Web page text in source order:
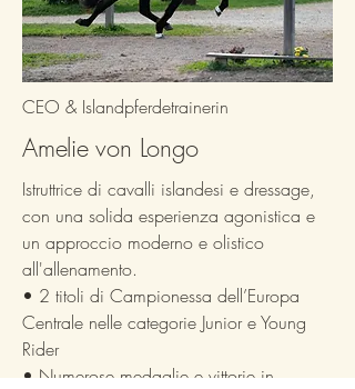
CEO & Islandpferdetrainerin
Amelie von Longo
Istruttrice di cavalli islandesi e dressage,
con una solida esperienza agonistica e
un approccio moderno e olistico
all'allenamento.
• 2 titoli di Campionessa dell’Europa
Centrale nelle categorie Junior e Young
Rider
• Numerose medaglie e vittorie in